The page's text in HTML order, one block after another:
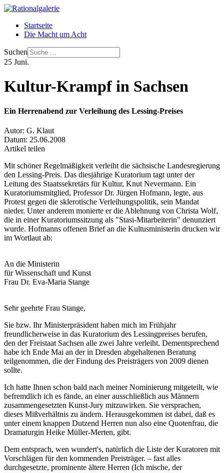
Startseite
Die Macht um Acht
Suchen
25 Juni.
Kultur-Krampf in Sachsen
Ein Herrenabend zur Verleihung des Lessing-Preises
Autor: G. Klaut
Datum: 25.06.2008
Artikel teilen
Mit schöner Regelmäßigkeit verleiht die sächsische Landesregierung
den Lessing-Preis. Das diesjährige Kuratorium tagt unter der
Leitung des Staatssekretärs für Kultur, Knut Nevermann. Ein
Kuratoriumsmitglied, Professor Dr. Jürgen Hofmann, legte, aus
Protest gegen die sklerotische Verleihungspolitik, sein Mandat
nieder. Unter anderem monierte er die Ablehnung von Christa Wolf,
die in einer Kuratoriumssitzung als "Stasi-Mitarbeiterin" denunziert
wurde. Hofmanns offenen Brief an die Kultusministerin drucken wir
im Wortlaut ab:
An die Ministerin
für Wissenschaft und Kunst
Frau Dr. Eva-Maria Stange
Sehr geehrte Frau Stange,
Sie bzw. Ihr Ministerpräsident haben mich im Frühjahr
freundlicherweise in das Kuratorium des Lessingpreises berufen,
den der Freistaat Sachsen alle zwei Jahre verleiht. Dementsprechend
habe ich Ende Mai an der in Dresden abgehaltenen Beratung
teilgenommen, die der Findung des Preisträgers von 2009 dienen
sollte.
Ich hatte Ihnen schon bald nach meiner Nominierung mitgeteilt, wie
befremdlich ich es fände, an einer ausschließlich aus Männern
zusammengesetzten Kunst-Jury mitzuwirken. Sie versprachen,
dieses Mißverhältnis zu ändern. Herausgekommen ist dabei, daß es
unter einem knappen Dutzend Herren nun also eine Quotenfrau, die
Dramaturgin Heike Müller-Merten, gibt.
Dem entsprach, wen wundert's, natürlich die Liste der Kuratoren mit
Vorschlägen für den kommenden Preisträger. – fast alles
durchgesetzte, prominente ältere Herren (Ich mische, der